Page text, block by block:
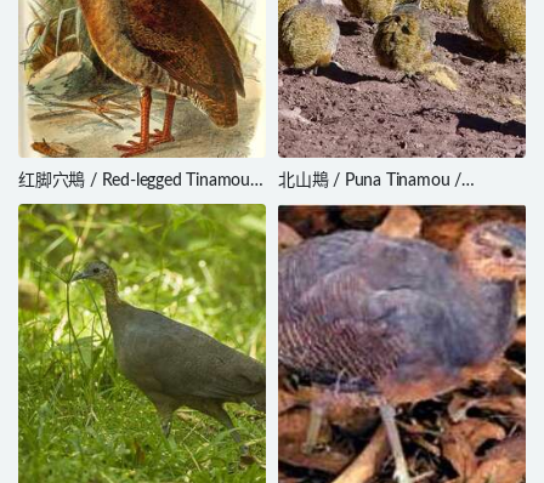
红脚穴䳍 / Red-legged Tinamou /
Crypturellus erythropus
北山䳍 / Puna Tinamou /
Tinamotis pentlandii